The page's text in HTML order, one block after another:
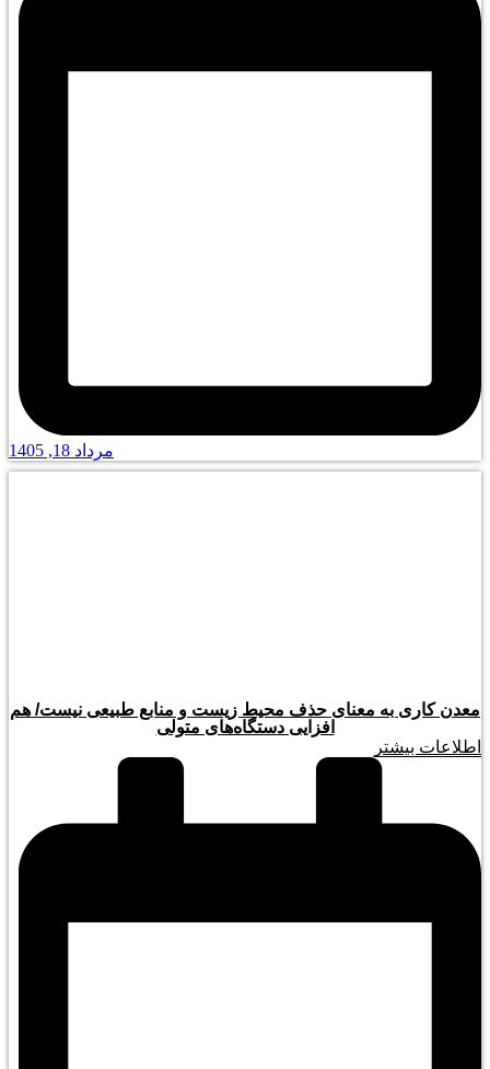
مرداد 18, 1405
معدن کاری به معنای حذف محیط زیست و منابع طبیعی نیست/ هم
افزایی دستگاه‌های متولی
اطلاعات بیشتر